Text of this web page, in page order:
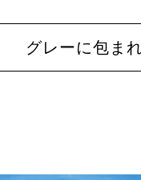
グレーに包ま